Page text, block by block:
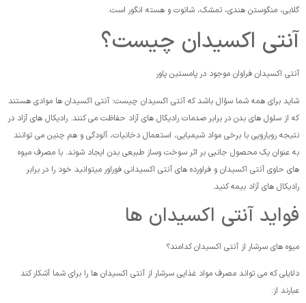
گلابی، منگوستن هندی، تمشک، شاتوت و هسته انگور است.
آنتی اکسیدان چیست؟
آنتی اکسیدان فراوان موجود در پامستین پاور
شاید برای همه شما سؤال باشد که آنتی اکسیدان چیست؛ آنتی اکسیدان ها موادی هستند
که از سلول های بدن در برابر صدمات رادیکال های آزاد حفاظت می کنند. رادیکال های آزاد در
نتیجه رویارویی با برخی مواد شیمیایی، استعمال دخانیات، آلودگی و هم چنین می توانند
به عنوان یک محصول جانبی بر اثر سوخت وساز طبیعی بدن ایجاد شوند. با مصرف میوه
های حاوی آنتی اکسیدان و فراورده های آنتی اکسیدانی فوراور میتوانید خود را در برابر
رادیکال های آزاد بیمه کنید.
فواید آنتی اکسیدان ها
میوه های سرشار از آنتی اکسیدان کدامند؟
دلایلی که می تواند مصرف مواد غذایی سرشار از آنتی اکسیدان ها را برای شما آشکار کند
عبارند از: